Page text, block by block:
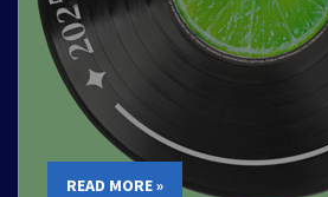
READ MORE »